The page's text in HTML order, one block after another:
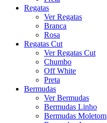
Regatas
Ver Regatas
Branca
Rosa
Regatas Cut
Ver Regatas Cut
Chumbo
Off White
Preta
Bermudas
Ver Bermudas
Bermudas Linho
Bermudas Moletom